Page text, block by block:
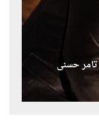
تامر حسنى